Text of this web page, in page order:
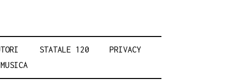
STATALE 120
PRIVACY
MUSICA